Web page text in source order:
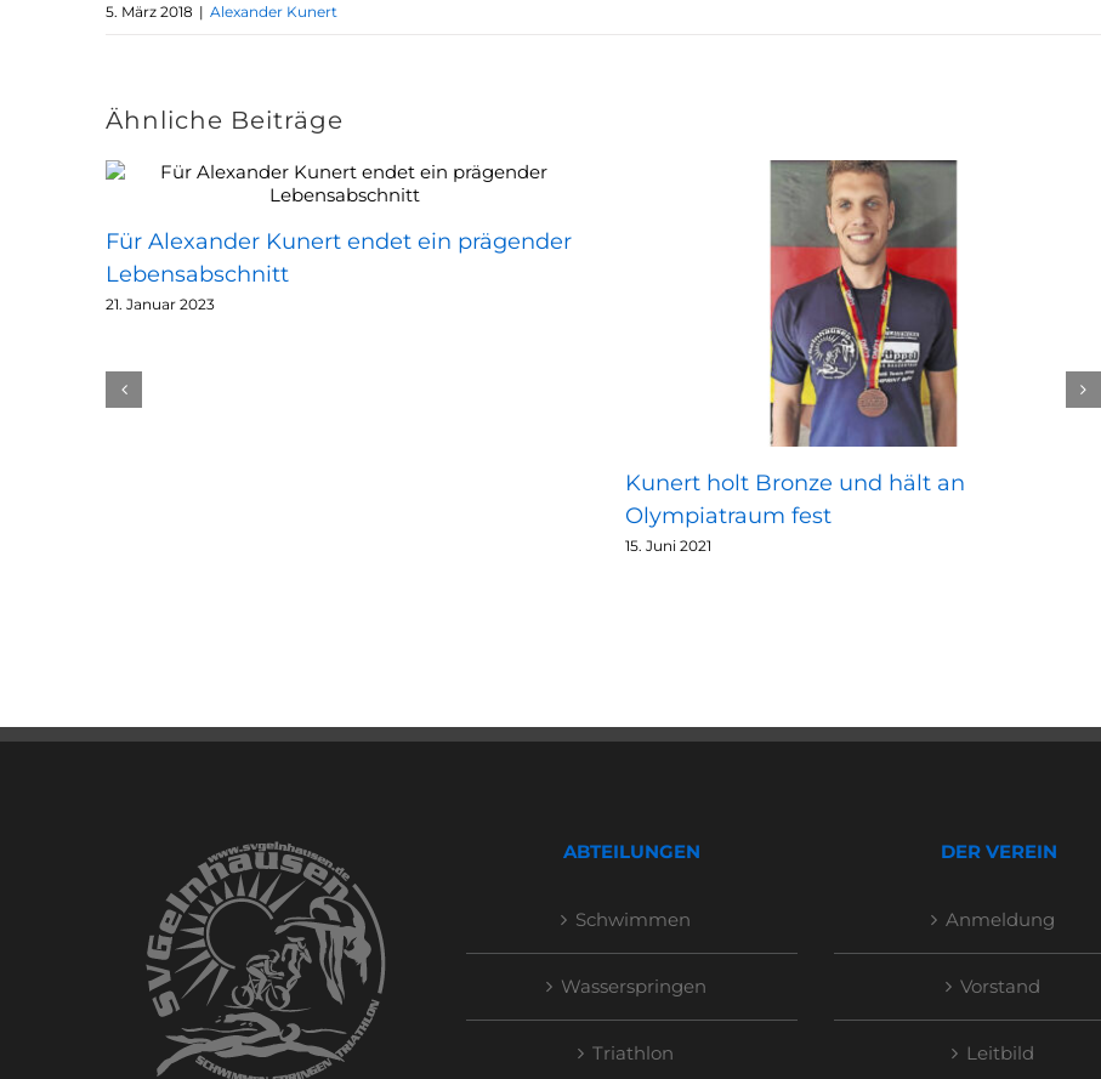
5. März 2018 | Alexander Kunert
Ähnliche Beiträge
Für Alexander Kunert endet ein prägender
Lebensabschnitt
21. Januar 2023
Kunert holt Bronze und hält an
Olympiatraum fest
15. Juni 2021
ABTEILUNGEN
Schwimmen
Wasserspringen
Triathlon
DER VEREIN
Anmeldung
Vorstand
Leitbild